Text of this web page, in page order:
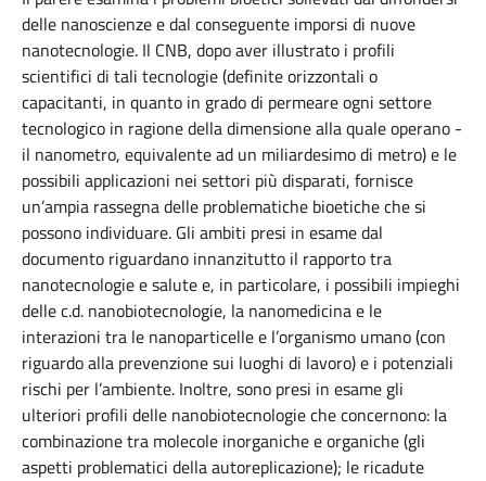
delle nanoscienze e dal conseguente imporsi di nuove
nanotecnologie. Il CNB, dopo aver illustrato i profili
scientifici di tali tecnologie (definite orizzontali o
capacitanti, in quanto in grado di permeare ogni settore
tecnologico in ragione della dimensione alla quale operano -
il nanometro, equivalente ad un miliardesimo di metro) e le
possibili applicazioni nei settori più disparati, fornisce
un’ampia rassegna delle problematiche bioetiche che si
possono individuare. Gli ambiti presi in esame dal
documento riguardano innanzitutto il rapporto tra
nanotecnologie e salute e, in particolare, i possibili impieghi
delle c.d. nanobiotecnologie, la nanomedicina e le
interazioni tra le nanoparticelle e l’organismo umano (con
riguardo alla prevenzione sui luoghi di lavoro) e i potenziali
rischi per l’ambiente. Inoltre, sono presi in esame gli
ulteriori profili delle nanobiotecnologie che concernono: la
combinazione tra molecole inorganiche e organiche (gli
aspetti problematici della autoreplicazione); le ricadute